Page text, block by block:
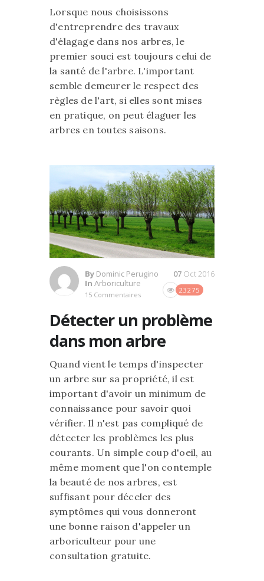
Lorsque nous choisissons
d'entreprendre des travaux
d'élagage dans nos arbres, le
premier souci est toujours celui de
la santé de l'arbre. L'important
semble demeurer le respect des
règles de l'art, si elles sont mises
en pratique, on peut élaguer les
arbres en toutes saisons.
By Dominic Perugino
In Arboriculture
15 Commentaires
23275
07 Oct 2016
Détecter un problème
dans mon arbre
Quand vient le temps d'inspecter
un arbre sur sa propriété, il est
important d'avoir un minimum de
connaissance pour savoir quoi
vérifier. Il n'est pas compliqué de
détecter les problèmes les plus
courants. Un simple coup d'oeil, au
même moment que l'on contemple
la beauté de nos arbres, est
suffisant pour déceler des
symptômes qui vous donneront
une bonne raison d'appeler un
arboriculteur pour une
consultation gratuite.